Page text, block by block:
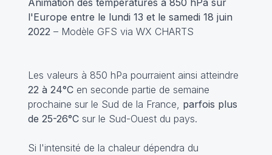
Animation des températures à 850 hPa sur
l'Europe entre le lundi 13 et le samedi 18 juin
2022 – Modèle GFS via WX CHARTS
Les valeurs à 850 hPa pourraient ainsi atteindre
22 à 24°Cen seconde partie de semaine
prochaine sur le Sud de la France, parfois plus
de 25-26°Csur le Sud-Ouest du pays.
Si l'intensité de la chaleur dépendra du